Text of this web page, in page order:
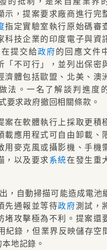
示，提案要求廠商進行完
指定實驗室執行原始碼審
科技企業的印度電子與資
提交給政府的回應文件
「不可行」，並列出保密
濟體包括歐盟、北美、澳
法。一名了解談判進度
要求政府撤回相關條款。
案在軟體執行上採取更積
載應用程式可自由卸載、
用麥克風或攝影機、手機
，以及要求系統在發生重
，自動掃描可能造成電池
先通報並等待政府測試，
堵攻擊極為不利。提案還
紀錄，但業界反映儲存空
地記錄。